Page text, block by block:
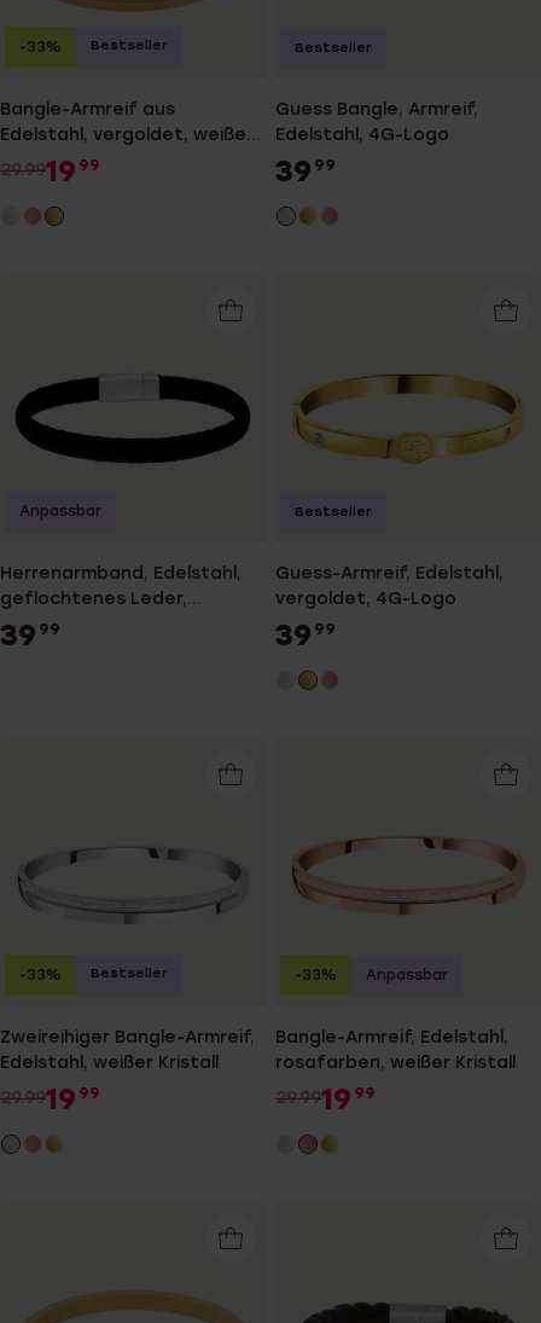
Bangle-Armreif aus
Edelstahl, vergoldet, weißer
Kristall
29.9919 99
-33% Bestseller
Guess Bangle, Armreif,
Edelstahl, 4G-Logo
39 99
Bestseller
Herrenarmband, Edelstahl,
geflochtenes Leder,
schwarz
39 99
Anpassbar
Guess-Armreif, Edelstahl,
vergoldet, 4G-Logo
39 99
Bestseller
Zweireihiger Bangle-Armreif,
Edelstahl, weißer Kristall
29.9919 99
-33% Bestseller
Bangle-Armreif, Edelstahl,
rosafarben, weißer Kristall
29.9919 99
-33% Anpassbar